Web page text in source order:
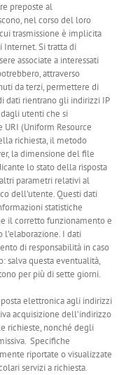
preposte al
nel corso del loro
trasmissione è implicita
Internet. Si tratta di
associate a interessati
attraverso
da terzi, permettere di
dati rientrano gli indirizzi IP
utenti che si
(Uniform Resource
richiesta, il metodo
la dimensione del file
lo stato della risposta
parametri relativi al
dell’utente. Questi dati
statistiche
il corretto funzionamento e
I dati
di responsabilità in caso
salva questa eventualità,
per più di sette giorni.
elettronica agli indirizzi
acquisizione dell’indirizzo
richieste, nonché degli
Specifiche
riportate o visualizzate
servizi a richiesta.